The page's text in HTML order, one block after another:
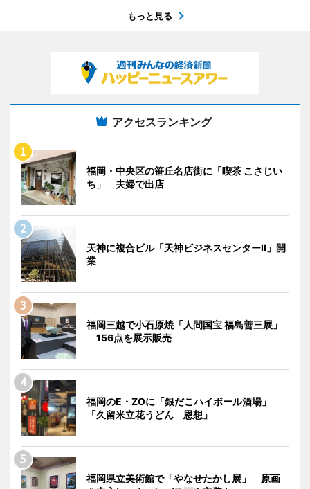
もっと見る
アクセスランキング
福岡・中央区の笹丘名店街に「喫茶 こさじい
ち」 夫婦で出店
天神に複合ビル「天神ビジネスセンターII」開
業
福岡三越で小石原焼「人間国宝 福島善三展」
156点を展示販売
福岡のE・ZOに「銀だこハイボール酒場」
「久留米立花うどん 恩想」
福岡県立美術館で「やなせたかし展」 原画